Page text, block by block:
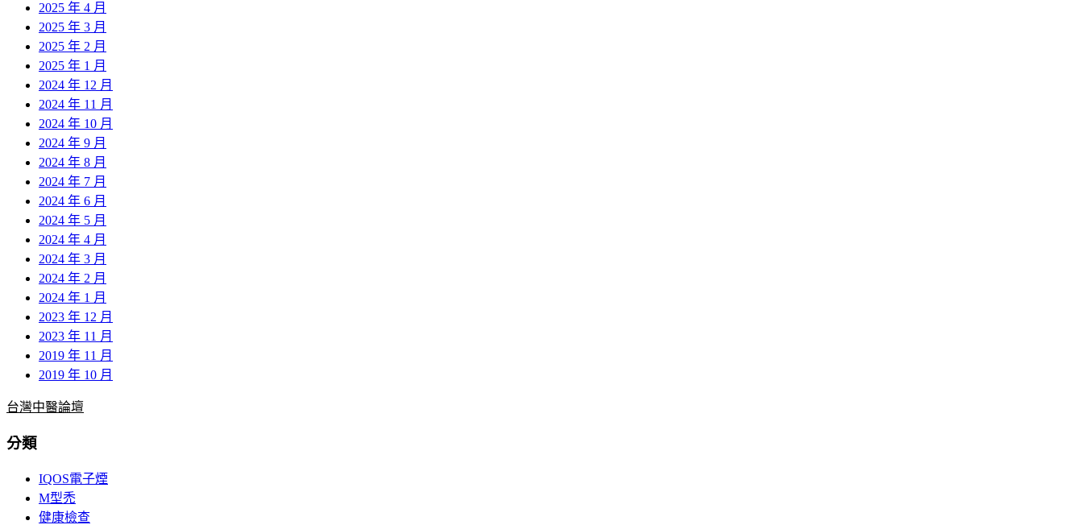
2025 年 4 月
2025 年 3 月
2025 年 2 月
2025 年 1 月
2024 年 12 月
2024 年 11 月
2024 年 10 月
2024 年 9 月
2024 年 8 月
2024 年 7 月
2024 年 6 月
2024 年 5 月
2024 年 4 月
2024 年 3 月
2024 年 2 月
2024 年 1 月
2023 年 12 月
2023 年 11 月
2019 年 11 月
2019 年 10 月
台灣中醫論壇
分類
IQOS電子煙
M型禿
健康檢查